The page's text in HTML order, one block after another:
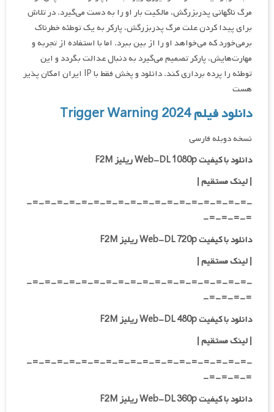
مرگ ناگهانی پدربزرگش، مالکیت بار او را به دست می‌گیرد. در تلاش
برای پیدا کردن علت مرگ پدربزرگش، پارکر به یک توطئه خطرناک
برمی‌خورد که می‌خواهد او را از بین ببرد. اما با استفاده از تجربه و
مهارت‌هایش، پارکر تصمیم می‌گیرد به دنبال عدالت بگردد و این
توطئه را پرده برداری کند. دانلود و پخش فقط با IP ایران امکان پذیر
هست
دانلود فیلم Trigger Warning 2024
نسخه دوبله فارسی
دانلود با کیفیت Web-DL 1080p ریلیز F2M
|لینک مستقیم|
-=-=-=-=-=-=-=-=-=-=-=-=-=-=-=-=-=-=-
=-=-=-=-
دانلود با کیفیت Web-DL 720p ریلیز F2M
|لینک مستقیم|
-=-=-=-=-=-=-=-=-=-=-=-=-=-=-=-=-=-=-
=-=-=-=-
دانلود با کیفیت Web-DL 480p ریلیز F2M
|لینک مستقیم|
-=-=-=-=-=-=-=-=-=-=-=-=-=-=-=-=-=-=-
=-=-=-=-
دانلود با کیفیت Web-DL 360p ریلیز F2M